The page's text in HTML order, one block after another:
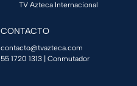
TV Azteca Internacional
CONTACTO
contacto@tvazteca.com
55 1720 1313 | Conmutador